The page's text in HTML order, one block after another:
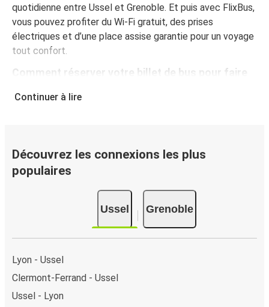
quotidienne entre Ussel et Grenoble. Et puis avec FlixBus,
vous pouvez profiter du Wi-Fi gratuit, des prises
électriques et d’une place assise garantie pour un voyage
tout confort.
Comment réserver votre billet de bus pour faire
Grenoble en ligne, vous pouvez choisir entre différents
modes de paiement sécurisés : carte bancaire, PayPal,
Google Pay ou encore Apple Pay. Vous pouvez également
payer en espèces (dans un point de vente ou lorsque vous
montez à bord du bus).
Continuer à lire
Découvrez les connexions les plus
populaires
Ussel Grenoble
Lyon - Ussel
Clermont-Ferrand - Ussel
Ussel - Lyon